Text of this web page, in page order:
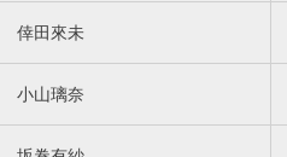
倖田來未
小山璃奈